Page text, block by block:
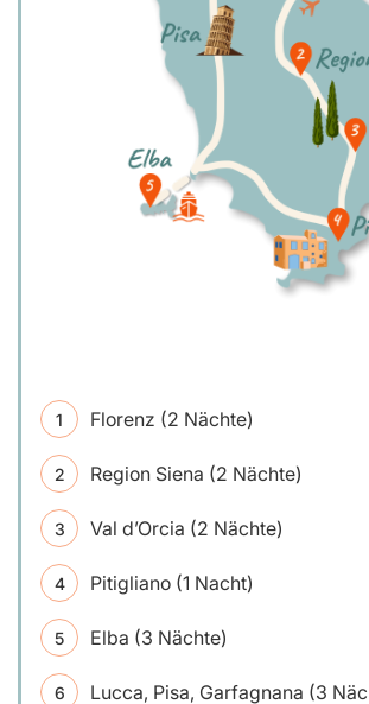
Florenz (2 Nächte)
Region Siena (2 Nächte)
Val d’Orcia (2 Nächte)
Pitigliano (1 Nacht)
Elba (3 Nächte)
Lucca, Pisa, Garfagnana (3